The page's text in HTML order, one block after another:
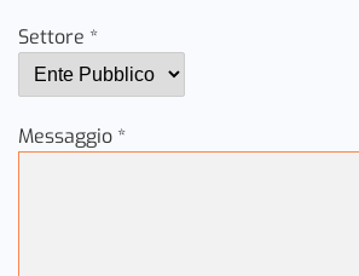
Settore *
Messaggio *